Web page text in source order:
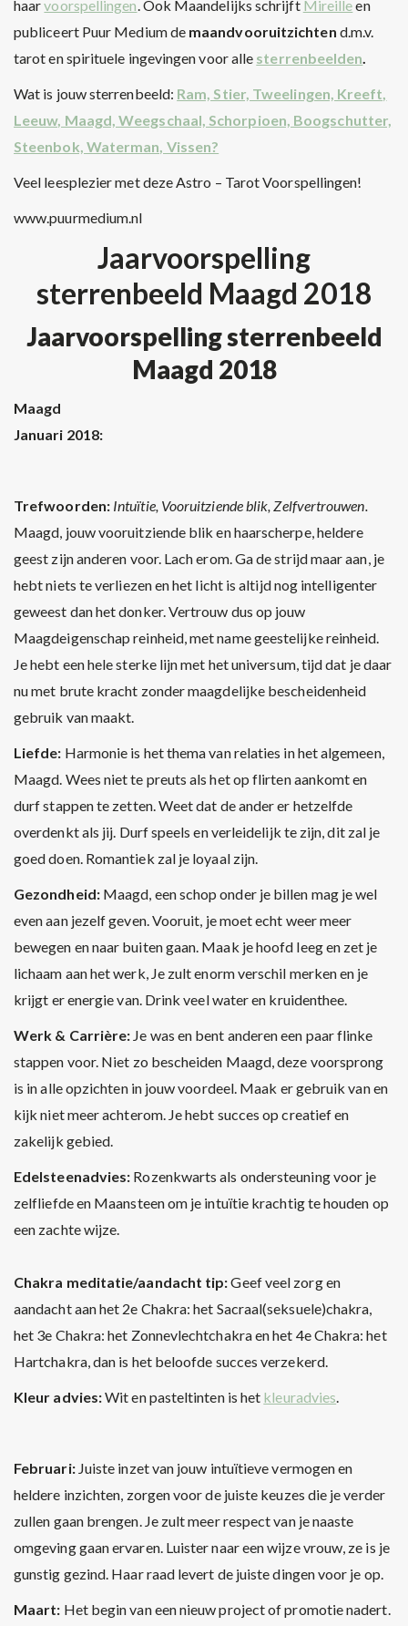
haarvoorspellingen. Ook Maandelijks schrijft Mireilleen
publiceert Puur Medium de maandvooruitzichten d.m.v.
tarot en spirituele ingevingen voor alle sterrenbeelden.
Wat is jouw sterrenbeeld: Ram, Stier, Tweelingen, Kreeft,
Leeuw, Maagd, Weegschaal, Schorpioen, Boogschutter,
Steenbok, Waterman, Vissen?
Veel leesplezier met deze Astro – Tarot Voorspellingen!
www.puurmedium.nl
Jaarvoorspelling
sterrenbeeld Maagd 2018
Jaarvoorspelling sterrenbeeld
Maagd 2018
Maagd
Januari 2018:
Trefwoorden: Intuïtie, Vooruitziende blik, Zelfvertrouwen.
Maagd, jouw vooruitziende blik en haarscherpe, heldere
geest zijn anderen voor. Lach erom. Ga de strijd maar aan, je
hebt niets te verliezen en het licht is altijd nog intelligenter
geweest dan het donker. Vertrouw dus op jouw
Maagdeigenschap reinheid, met name geestelijke reinheid.
Je hebt een hele sterke lijn met het universum, tijd dat je daar
nu met brute kracht zonder maagdelijke bescheidenheid
gebruik van maakt.
Liefde: Harmonie is het thema van relaties in het algemeen,
Maagd. Wees niet te preuts als het op flirten aankomt en
durf stappen te zetten. Weet dat de ander er hetzelfde
overdenkt als jij. Durf speels en verleidelijk te zijn, dit zal je
goed doen. Romantiek zal je loyaal zijn.
Gezondheid: Maagd, een schop onder je billen mag je wel
even aan jezelf geven. Vooruit, je moet echt weer meer
bewegen en naar buiten gaan. Maak je hoofd leeg en zet je
lichaam aan het werk, Je zult enorm verschil merken en je
krijgt er energie van. Drink veel water en kruidenthee.
Werk & Carrière: Je was en bent anderen een paar flinke
stappen voor. Niet zo bescheiden Maagd, deze voorsprong
is in alle opzichten in jouw voordeel. Maak er gebruik van en
kijk niet meer achterom. Je hebt succes op creatief en
zakelijk gebied.
Edelsteenadvies: Rozenkwarts als ondersteuning voor je
zelfliefde en Maansteen om je intuïtie krachtig te houden op
een zachte wijze.
Chakra meditatie/aandacht tip:Geef veel zorg en
aandacht aan het 2e Chakra: het Sacraal(seksuele)chakra,
het 3e Chakra: het Zonnevlechtchakra en het 4e Chakra: het
Hartchakra, dan is het beloofde succes verzekerd.
Kleur advies:Wit en pasteltinten is het kleuradvies.
Februari: Juiste inzet van jouw intuïtieve vermogen en
heldere inzichten, zorgen voor de juiste keuzes die je verder
zullen gaan brengen. Je zult meer respect van je naaste
omgeving gaan ervaren. Luister naar een wijze vrouw, ze is je
gunstig gezind. Haar raad levert de juiste dingen voor je op.
Maart: Het begin van een nieuw project of promotie nadert.